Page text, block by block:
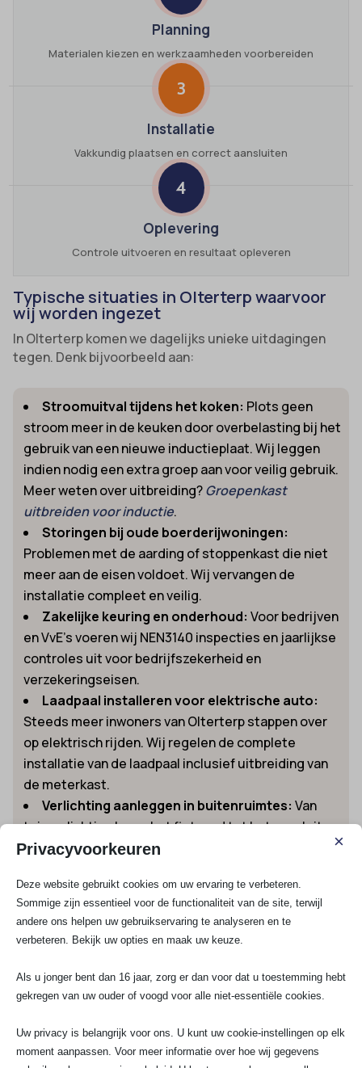
Planning
Materialen kiezen en werkzaamheden voorbereiden
3
Installatie
Vakkundig plaatsen en correct aansluiten
4
Oplevering
Controle uitvoeren en resultaat opleveren
Typische situaties in Olterterp waarvoor
wij worden ingezet
In Olterterp komen we dagelijks unieke uitdagingen
tegen. Denk bijvoorbeeld aan:
Stroomuitval tijdens het koken: Plots geen
stroom meer in de keuken door overbelasting bij het
gebruik van een nieuwe inductieplaat. Wij leggen
indien nodig een extra groep aan voor veilig gebruik.
Meer weten over uitbreiding?Groepenkast
uitbreiden voor inductie.
Storingen bij oude boerderijwoningen:
Problemen met de aarding of stoppenkast die niet
meer aan de eisen voldoet. Wij vervangen de
installatie compleet en veilig.
Zakelijke keuring en onderhoud: Voor bedrijven
en VvE’s voeren wij NEN3140 inspecties en jaarlijkse
controles uit voor bedrijfszekerheid en
verzekeringseisen.
Laadpaal installeren voor elektrische auto:
Steeds meer inwoners van Olterterp stappen over
op elektrisch rijden. Wij regelen de complete
installatie van de laadpaal inclusief uitbreiding van
de meterkast.
Verlichting aanleggen in buitenruimtes: Van
tuinverlichting langs het fietspad tot het aansluiten
van buitenstopcontacten: wij zorgen voor veilige en
Wil je meer weten over mogelijkheden,
beschikbaarheid of direct een deskundige offerte
ontvangen? Vraag direct een vrijblijvende prijsopgave
dag:Direct een vrijblijvende offerte aanvragen voor
jouw elektra klus in Olterterp.
Voor dringende vragen over elektrotechnische
installatie in Olterterp, bereik je SA Elektro Experts
Privacyvoorkeuren ×
Deze website gebruikt cookies om uw ervaring te verbeteren.
Sommige zijn essentieel voor de functionaliteit van de site, terwijl
andere ons helpen uw gebruikservaring te analyseren en te
verbeteren. Bekijk uw opties en maak uw keuze.
Als u jonger bent dan 16 jaar, zorg er dan voor dat u toestemming hebt
gekregen van uw ouder of voogd voor alle niet-essentiële cookies.
Uw privacy is belangrijk voor ons. U kunt uw cookie-instellingen op elk
moment aanpassen. Voor meer informatie over hoe wij gegevens